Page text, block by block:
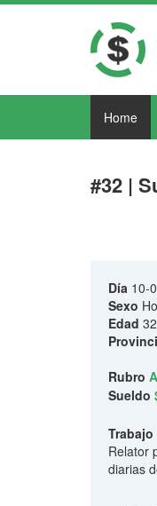
Home
#32 |
Día 10-
Sexo
Edad 32
Rubro
Sueldo
Trabajo
Relator
diarias